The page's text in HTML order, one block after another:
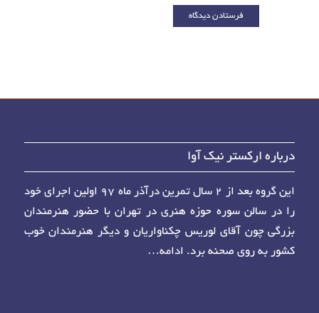
درباره ارکستر نیک آوا
این گروه بعد از ۲ سال تمرین درآذر ماه ۹۷ اولین اجرای خود
را در سالن سوره حوزه هنری در تهران با حضور هنرمندان
بزرگی چون آقای لوریس چکناواریان و دیگر هنرمندان خوب
کشور به روی صحنه برد. ادامه…